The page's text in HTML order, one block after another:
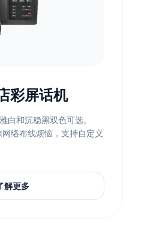
彩屏话机
白和沉稳黑双色可选。
络布线烦恼，支持自定义
解更多